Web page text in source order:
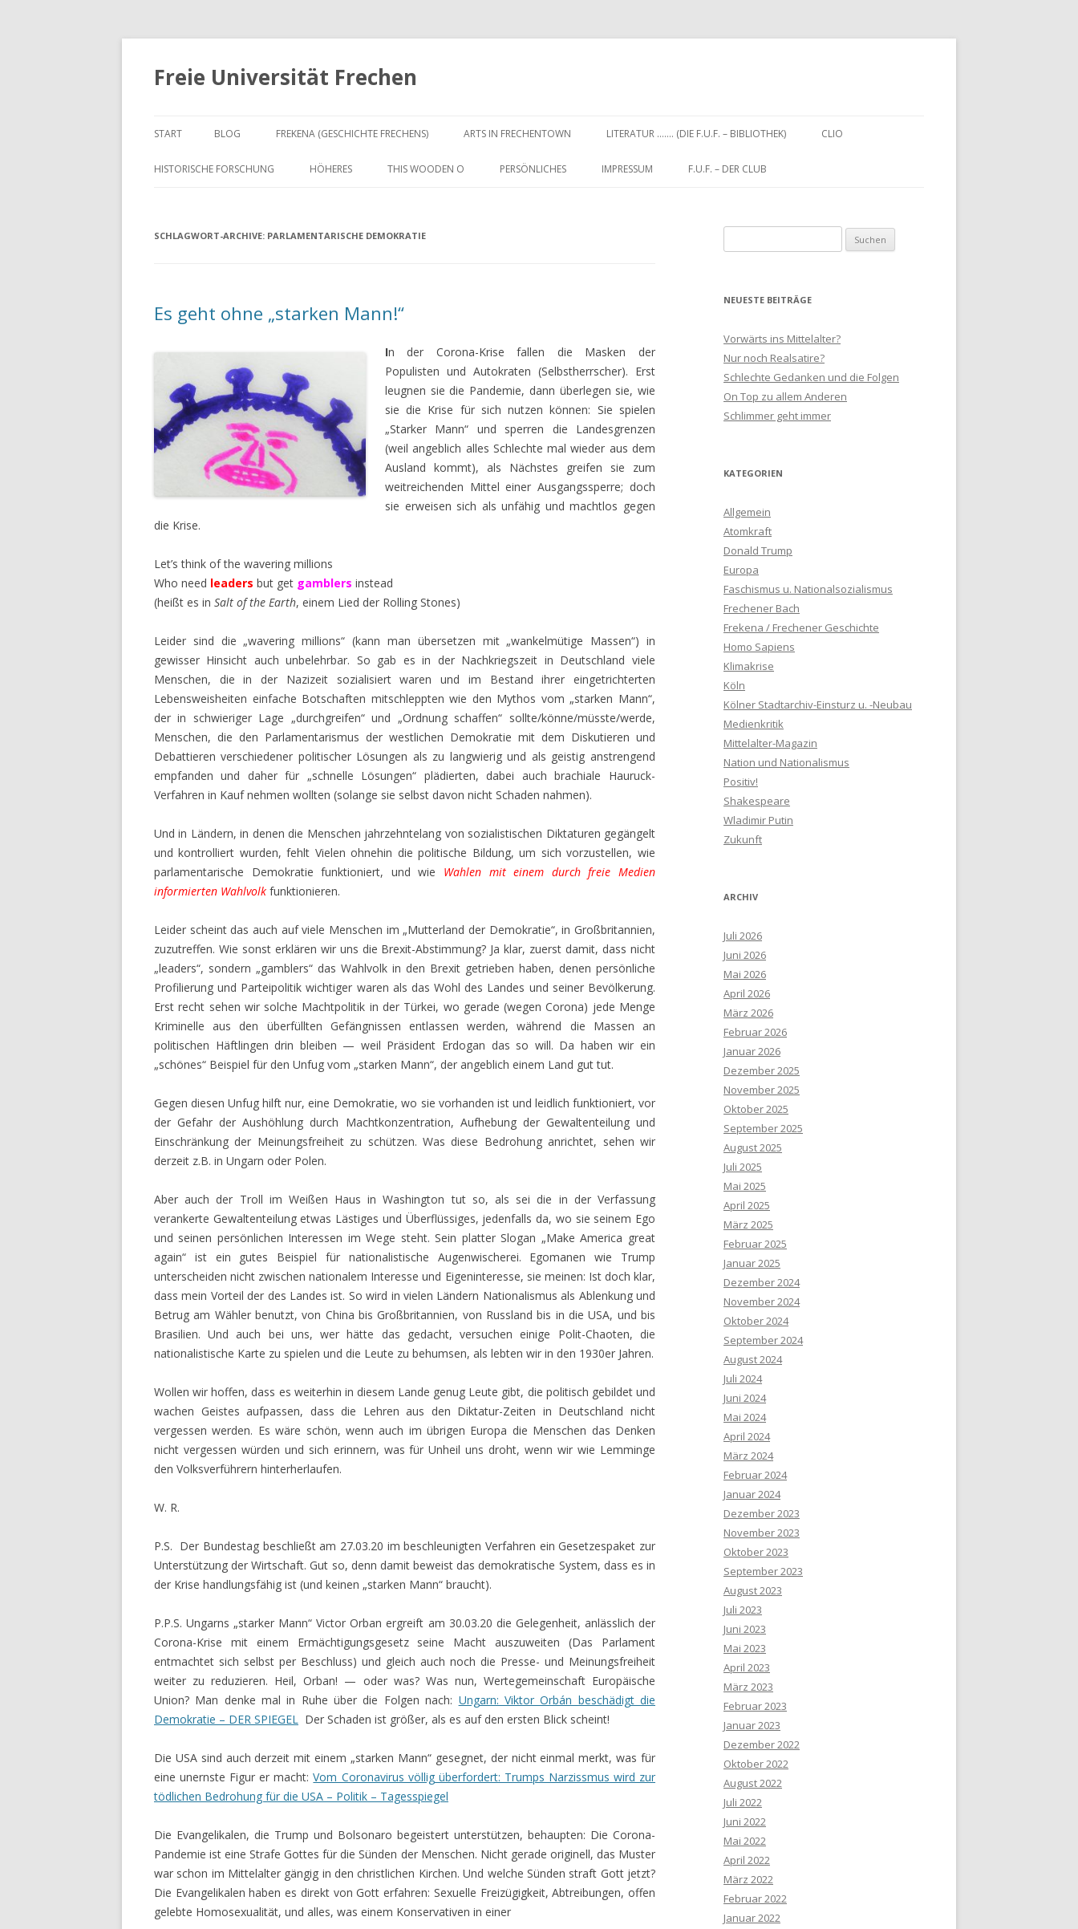
Freie Universität Frechen
Inhalt
START BLOG FREKENA (GESCHICHTE FRECHENS) ARTS IN FRECHENTOWN LITERATUR ……. (DIE F.U.F. – BIBLIOTHEK) CLIO
HISTORISCHE FORSCHUNG HÖHERES THIS WOODEN O PERSÖNLICHES IMPRESSUM F.U.F. – DER CLUB
SCHLAGWORT-ARCHIVE: PARLAMENTARISCHE DEMOKRATIE
Es geht ohne „starken Mann!“
In der Corona-Krise fallen die Masken der
Populisten und Autokraten (Selbstherrscher). Erst
leugnen sie die Pandemie, dann überlegen sie, wie
sie die Krise für sich nutzen können: Sie spielen
„Starker Mann“ und sperren die Landesgrenzen
(weil angeblich alles Schlechte mal wieder aus dem
Ausland kommt), als Nächstes greifen sie zum
weitreichenden Mittel einer Ausgangssperre; doch
sie erweisen sich als unfähig und machtlos gegen
die Krise.
Let’s think of the wavering millions
Who need leaders but get gamblers instead
(heißt es in Salt of the Earth, einem Lied der Rolling Stones)
Leider sind die „wavering millions“ (kann man übersetzen mit „wankelmütige Massen“) in
gewisser Hinsicht auch unbelehrbar. So gab es in der Nachkriegszeit in Deutschland viele
Menschen, die in der Nazizeit sozialisiert waren und im Bestand ihrer eingetrichterten
Lebensweisheiten einfache Botschaften mitschleppten wie den Mythos vom „starken Mann“,
der in schwieriger Lage „durchgreifen“ und „Ordnung schaffen“ sollte/könne/müsste/werde,
Menschen, die den Parlamentarismus der westlichen Demokratie mit dem Diskutieren und
Debattieren verschiedener politischer Lösungen als zu langwierig und als geistig anstrengend
empfanden und daher für „schnelle Lösungen“ plädierten, dabei auch brachiale Hauruck-
Verfahren in Kauf nehmen wollten (solange sie selbst davon nicht Schaden nahmen).
Und in Ländern, in denen die Menschen jahrzehntelang von sozialistischen Diktaturen gegängelt
und kontrolliert wurden, fehlt Vielen ohnehin die politische Bildung, um sich vorzustellen, wie
parlamentarische Demokratie funktioniert, und wie Wahlen mit einem durch freie Medien
informierten Wahlvolk funktionieren.
Leider scheint das auch auf viele Menschen im „Mutterland der Demokratie“, in Großbritannien,
zuzutreffen. Wie sonst erklären wir uns die Brexit-Abstimmung? Ja klar, zuerst damit, dass nicht
„leaders“, sondern „gamblers“ das Wahlvolk in den Brexit getrieben haben, denen persönliche
Profilierung und Parteipolitik wichtiger waren als das Wohl des Landes und seiner Bevölkerung.
Erst recht sehen wir solche Machtpolitik in der Türkei, wo gerade (wegen Corona) jede Menge
Kriminelle aus den überfüllten Gefängnissen entlassen werden, während die Massen an
politischen Häftlingen drin bleiben — weil Präsident Erdogan das so will. Da haben wir ein
„schönes“ Beispiel für den Unfug vom „starken Mann“, der angeblich einem Land gut tut.
Gegen diesen Unfug hilft nur, eine Demokratie, wo sie vorhanden ist und leidlich funktioniert, vor
der Gefahr der Aushöhlung durch Machtkonzentration, Aufhebung der Gewaltenteilung und
Einschränkung der Meinungsfreiheit zu schützen. Was diese Bedrohung anrichtet, sehen wir
derzeit z.B. in Ungarn oder Polen.
Aber auch der Troll im Weißen Haus in Washington tut so, als sei die in der Verfassung
verankerte Gewaltenteilung etwas Lästiges und Überflüssiges, jedenfalls da, wo sie seinem Ego
und seinen persönlichen Interessen im Wege steht. Sein platter Slogan „Make America great
again“ ist ein gutes Beispiel für nationalistische Augenwischerei. Egomanen wie Trump
unterscheiden nicht zwischen nationalem Interesse und Eigeninteresse, sie meinen: Ist doch klar,
dass mein Vorteil der des Landes ist. So wird in vielen Ländern Nationalismus als Ablenkung und
Betrug am Wähler benutzt, von China bis Großbritannien, von Russland bis in die USA, und bis
Brasilien. Und auch bei uns, wer hätte das gedacht, versuchen einige Polit-Chaoten, die
nationalistische Karte zu spielen und die Leute zu behumsen, als lebten wir in den 1930er Jahren.
Wollen wir hoffen, dass es weiterhin in diesem Lande genug Leute gibt, die politisch gebildet und
wachen Geistes aufpassen, dass die Lehren aus den Diktatur-Zeiten in Deutschland nicht
vergessen werden. Es wäre schön, wenn auch im übrigen Europa die Menschen das Denken
nicht vergessen würden und sich erinnern, was für Unheil uns droht, wenn wir wie Lemminge
den Volksverführern hinterherlaufen.
W. R.
P.S. Der Bundestag beschließt am 27.03.20 im beschleunigten Verfahren ein Gesetzespaket zur
Unterstützung der Wirtschaft. Gut so, denn damit beweist das demokratische System, dass es in
der Krise handlungsfähig ist (und keinen „starken Mann“ braucht).
P.P.S. Ungarns „starker Mann“ Victor Orban ergreift am 30.03.20 die Gelegenheit, anlässlich der
Corona-Krise mit einem Ermächtigungsgesetz seine Macht auszuweiten (Das Parlament
entmachtet sich selbst per Beschluss) und gleich auch noch die Presse- und Meinungsfreiheit
weiter zu reduzieren. Heil, Orban! — oder was? Was nun, Wertegemeinschaft Europäische
Union? Man denke mal in Ruhe über die Folgen nach: Ungarn: Viktor Orbán beschädigt die
Demokratie – DER SPIEGEL Der Schaden ist größer, als es auf den ersten Blick scheint!
Die USA sind auch derzeit mit einem „starken Mann“ gesegnet, der nicht einmal merkt, was für
eine unernste Figur er macht:Vom Coronavirus völlig überfordert: Trumps Narzissmus wird zur
tödlichen Bedrohung für die USA – Politik – Tagesspiegel
Die Evangelikalen, die Trump und Bolsonaro begeistert unterstützen, behaupten: Die Corona-
Pandemie ist eine Strafe Gottes für die Sünden der Menschen. Nicht gerade originell, das Muster
war schon im Mittelalter gängig in den christlichen Kirchen. Und welche Sünden straft Gott jetzt?
Die Evangelikalen haben es direkt von Gott erfahren: Sexuelle Freizügigkeit, Abtreibungen, offen
gelebte Homosexualität, und alles, was einem Konservativen in einer
nach:
NEUESTE BEITRÄGE
Vorwärts ins Mittelalter?
Nur noch Realsatire?
Schlechte Gedanken und die Folgen
On Top zu allem Anderen
Schlimmer geht immer
KATEGORIEN
Allgemein
Atomkraft
Donald Trump
Europa
Faschismus u. Nationalsozialismus
Frechener Bach
Frekena / Frechener Geschichte
Homo Sapiens
Klimakrise
Köln
Kölner Stadtarchiv-Einsturz u. -Neubau
Medienkritik
Mittelalter-Magazin
Nation und Nationalismus
Positiv!
Shakespeare
Wladimir Putin
Zukunft
ARCHIV
Juli 2026
Juni 2026
Mai 2026
April 2026
März 2026
Februar 2026
Januar 2026
Dezember 2025
November 2025
Oktober 2025
September 2025
August 2025
Juli 2025
Mai 2025
April 2025
März 2025
Februar 2025
Januar 2025
Dezember 2024
November 2024
Oktober 2024
September 2024
August 2024
Juli 2024
Juni 2024
Mai 2024
April 2024
März 2024
Februar 2024
Januar 2024
Dezember 2023
November 2023
Oktober 2023
September 2023
August 2023
Juli 2023
Juni 2023
Mai 2023
April 2023
März 2023
Februar 2023
Januar 2023
Dezember 2022
Oktober 2022
August 2022
Juli 2022
Juni 2022
Mai 2022
April 2022
März 2022
Februar 2022
Januar 2022